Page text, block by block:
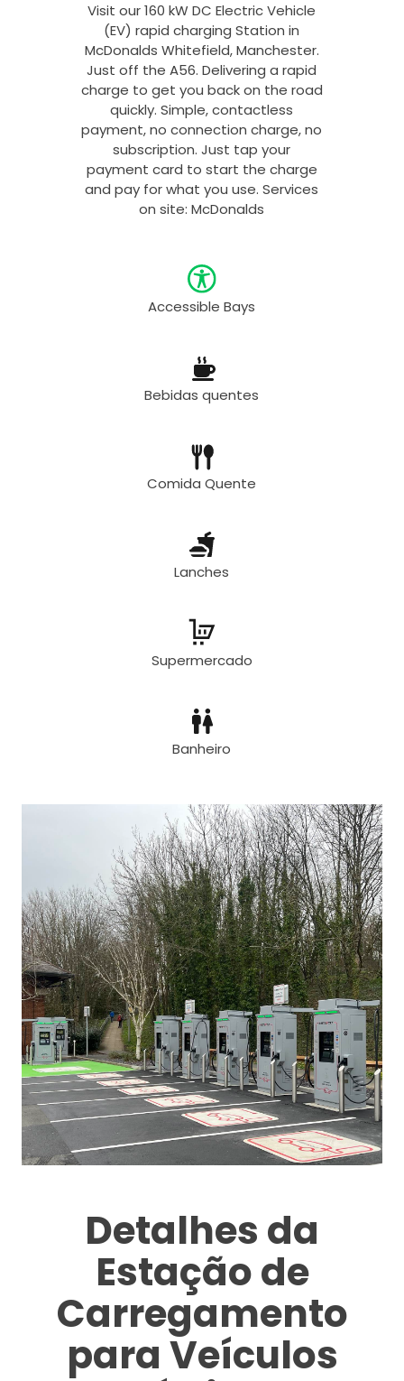
Visit our 160 kW DC Electric Vehicle
(EV) rapid charging Station in
McDonalds Whitefield, Manchester.
Just off the A56. Delivering a rapid
charge to get you back on the road
quickly. Simple, contactless
payment, no connection charge, no
subscription. Just tap your
payment card to start the charge
and pay for what you use. Services
on site: McDonalds
Accessible Bays
Bebidas quentes
Comida Quente
Lanches
Supermercado
Banheiro
Detalhes da
Estação de
Carregamento
para Veículos